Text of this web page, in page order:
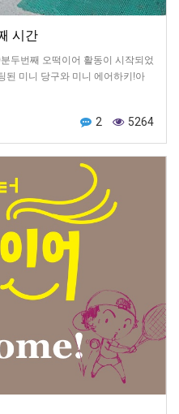
시간
두번째 오떡이어 활동이 시작되었
된 미니 당구와 미니 에어하키!아
2 5264